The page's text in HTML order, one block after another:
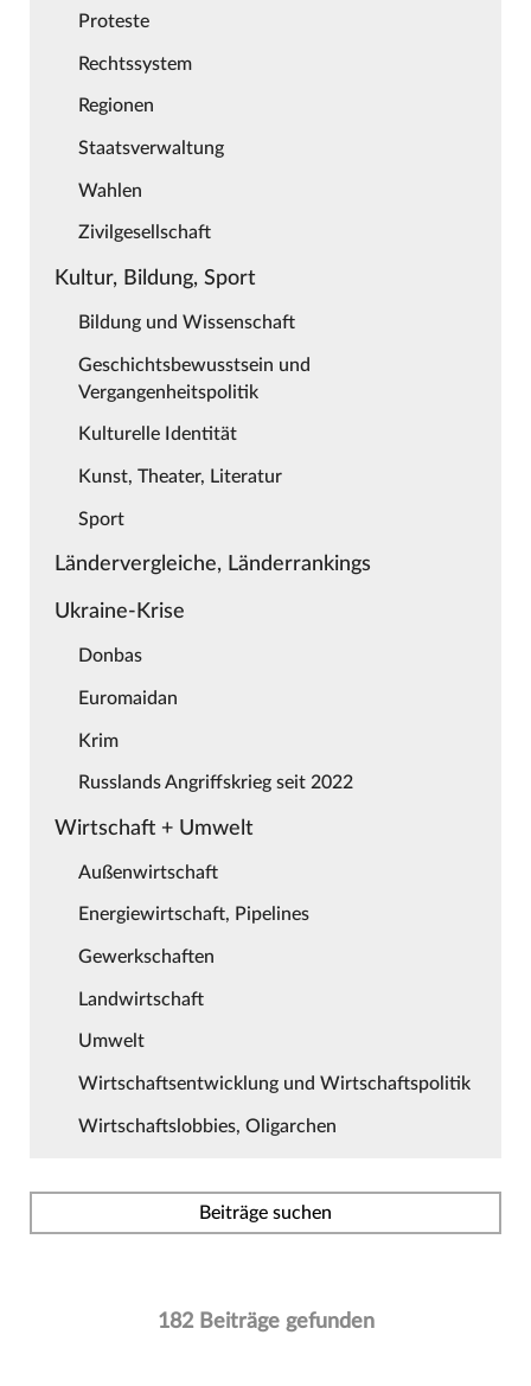
Proteste
Rechtssystem
Regionen
Staatsverwaltung
Wahlen
Zivilgesellschaft
Kultur, Bildung, Sport
Bildung und Wissenschaft
Geschichtsbewusstsein und
Vergangenheitspolitik
Kulturelle Identität
Kunst, Theater, Literatur
Sport
Ländervergleiche, Länderrankings
Ukraine-Krise
Donbas
Euromaidan
Krim
Russlands Angriffskrieg seit 2022
Wirtschaft + Umwelt
Außenwirtschaft
Energiewirtschaft, Pipelines
Gewerkschaften
Landwirtschaft
Umwelt
Wirtschaftsentwicklung und Wirtschaftspolitik
Wirtschaftslobbies, Oligarchen
Beiträge suchen
182 Beiträge gefunden